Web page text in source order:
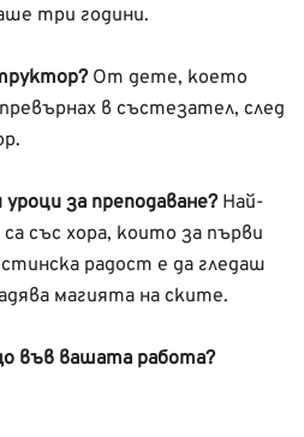
три години.
От дете, което
в състезател, след
за преподаване?Най-
със хора, които за първи
радост е да гледаш
магията на ските.
във вашата работа?